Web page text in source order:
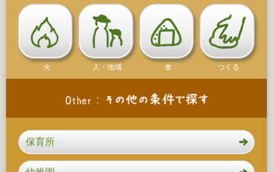
火 人・地域 食 つくる
保育所